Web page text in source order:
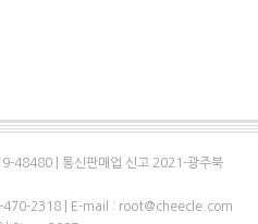
48480 | 통신판매업 신고 2021-광주북
470-2318 | E-mail : root@cheecle.com